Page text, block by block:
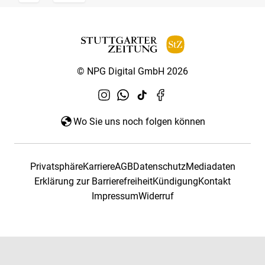
© NPG Digital GmbH 2026
Wo Sie uns noch folgen können
PrivatsphäreKarriereAGBDatenschutzMediadaten
Erklärung zur BarrierefreiheitKündigungKontakt
ImpressumWiderruf